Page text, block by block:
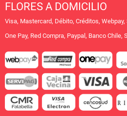
FLORES A DOMICILIO
Visa, Mastercard, Débito, Créditos, Webpay,
One Pay, Red Compra, Paypal, Banco Chile,